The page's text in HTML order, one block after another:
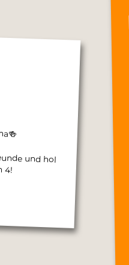
und hol
4!